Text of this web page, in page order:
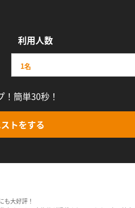
利用人数
簡単30秒！
トをする
も大好評！